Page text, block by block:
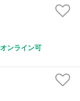
ンライン可